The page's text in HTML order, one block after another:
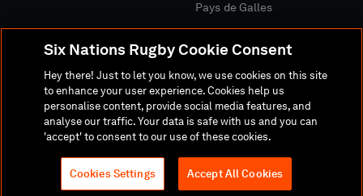
Pays de Galles
Site MédiaConditions Générales
Politique De ConfidentialitéPolitique De Cookies
Politique Sociale Et Numérique
Six Nations Rugby Cookie Consent
Hey there! Just to let you know, we use cookies on this site
to enhance your user experience. Cookies help us
personalise content, provide social media features, and
analyse our traffic. Your data is safe with us and you can
'accept' to consent to our use of these cookies.
Cookies Settings Accept All Cookies